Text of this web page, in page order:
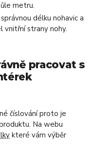
metru.
délku nohavic a
vnitřní strany nohy.
pracovat s
číslování proto je
Na webu
které vám výběr